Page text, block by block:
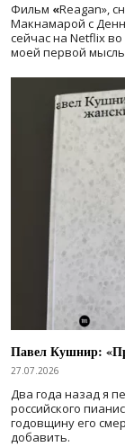
Фильм «Reagan»,
Макнамарой с
сейчас на Netflix
моей первой
Павел Кушнир:
27.07.2026
Два года назад я
российского
годовщину его
добавить.